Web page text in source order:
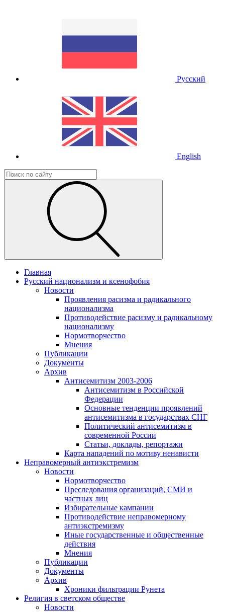
Русский
English
Главная
Русский национализм и ксенофобия
Новости
Проявления расизма и радикального
национализма
Противодействие расизму и радикальному
национализму
Нормотворчество
Мнения
Публикации
Документы
Архив
Антисемитизм 2003-2006
Антисемитизм в Российской
Федерации
Основные тенденции проявлений
антисемитизма в государствах СНГ
Политический антисемитизм в
современной России
Статьи, доклады, репортажи
Карта нападений по мотиву ненависти
Неправомерный антиэкстремизм
Новости
Нормотворчество
Преследования организаций, СМИ и
частных лиц
Избирательные кампании
Противодействие неправомерному
антиэкстремизму
Иные государственные и общественные
действия
Мнения
Публикации
Документы
Архив
Хроники фильтрации Рунета
Религия в светском обществе
Новости